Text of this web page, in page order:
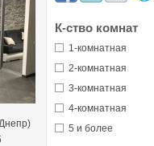
К-ство комнат
1-комнатная
2-комнатная
3-комнатная
4-комнатная
5 и более